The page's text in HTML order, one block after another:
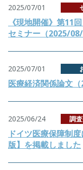
2025/07/01
《現地開催》第11
セミナー（2025/
2025/07/01
医療経済関係論文
2025/06/24 調
ドイツ医療保障制
版】を掲載しました